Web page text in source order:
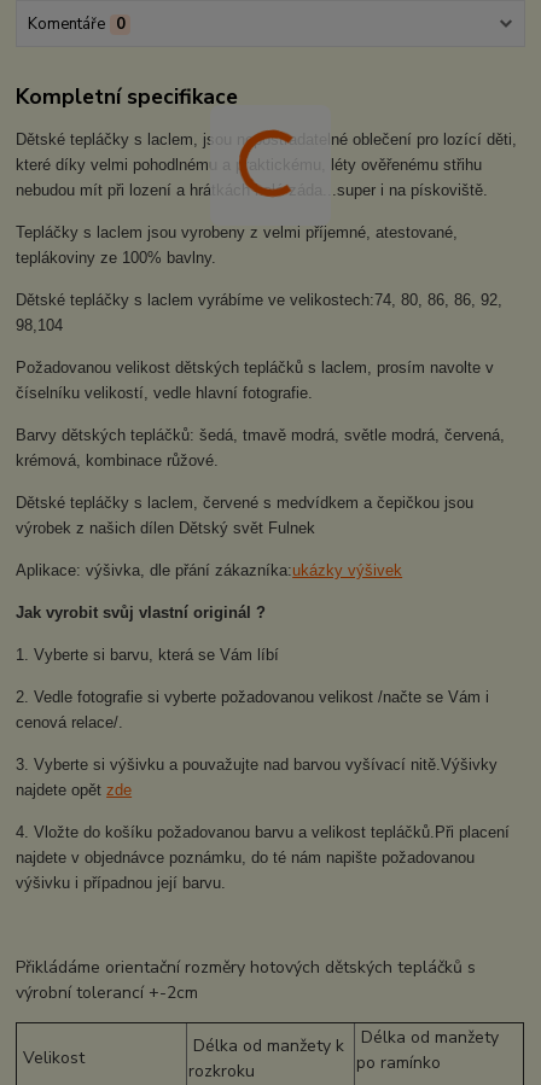
Komentáře 0
Kompletní specifikace
Dětské tepláčky s laclem, jsou nepostradatelné oblečení pro lozící děti,
které díky velmi pohodlnému a praktickému, léty ověřenému střihu
nebudou mít při lození a hrátkách holá záda...super i na pískoviště.
Tepláčky s laclem jsou vyrobeny z velmi příjemné, atestované,
teplákoviny ze 100% bavlny.
Dětské tepláčky s laclem vyrábíme ve velikostech:74, 80, 86, 86, 92,
98,104
Požadovanou velikost dětských tepláčků s laclem, prosím navolte v
číselníku velikostí, vedle hlavní fotografie.
Barvy dětských tepláčků: šedá, tmavě modrá, světle modrá, červená,
krémová, kombinace růžové.
Dětské tepláčky s laclem, červené s medvídkem a čepičkou jsou
výrobek z našich dílen Dětský svět Fulnek
Aplikace: výšivka, dle přání zákazníka:ukázky výšivek
Jak vyrobit svůj vlastní originál ?
1. Vyberte si barvu, která se Vám líbí
2. Vedle fotografie si vyberte požadovanou velikost /načte se Vám i
cenová relace/.
3. Vyberte si výšivku a pouvažujte nad barvou vyšívací nitě.Výšivky
najdete opětzde
4. Vložte do košíku požadovanou barvu a velikost tepláčků.Při placení
najdete v objednávce poznámku, do té nám napište požadovanou
výšivku i případnou její barvu.
Přikládáme orientační rozměry hotových dětských tepláčků s
výrobní tolerancí +-2cm
Velikost
Délka od manžety k
rozkroku
Délka od manžety
po ramínko